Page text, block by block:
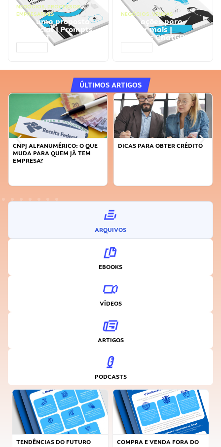
NEGÓCIOS, PROCESSOS
EMPRESARIAIS
Faça uma proposta
comercial | Prompts
ChatGPT
NEGÓCIOS, VENDAS
Faça ações para
vender mais |
Prompts ChatGPT
ÚLTIMOS ARTIGOS
O QUE
JÁ TEM
DICAS PARA OBTER CRÉDITO
FAÇA A DIFERENÇA:
ARQUIVOS
EBOOKS
VÍDEOS
ARTIGOS
PODCASTS
TENDÊNCIAS DO FUTURO
COMPRA E VENDA FORA DO